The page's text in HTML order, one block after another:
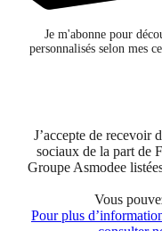
Je m'abonne pour
personnalisés selon mes
J’accepte de recevoir
sociaux de la part de
Groupe Asmodee
Vous
Pour plus